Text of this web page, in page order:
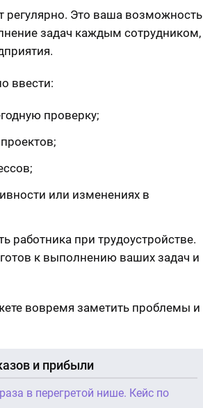
регулярно. Это ваша возможность
задач каждым сотрудником,
ввести:
проверку;
или изменениях в
работника при трудоустройстве.
к выполнению ваших задач и
вовремя заметить проблемы и
и прибыли
в перегретой нише. Кейс по